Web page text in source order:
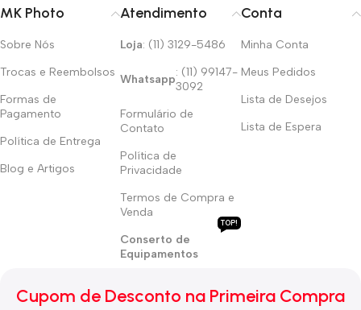
MK Photo
Sobre Nós
Trocas e Reembolsos
Formas de
Pagamento
Política de Entrega
Blog e Artigos
Atendimento
Loja: (11) 3129-5486
Whatsapp
: (11) 99147-
3092
Formulário de
Contato
Política de
Privacidade
Termos de Compra e
Venda
Conserto de
Equipamentos
TOP!
Conta
Minha Conta
Meus Pedidos
Lista de Desejos
Lista de Espera
Cupom de Desconto na Primeira Compra